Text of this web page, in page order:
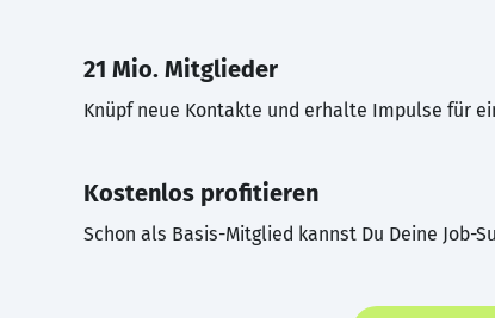
21 Mio. Mitglieder
Knüpf neue Kontakte und erhalte Impulse für
Kostenlos profitieren
Schon als Basis-Mitglied kannst Du Deine Job-